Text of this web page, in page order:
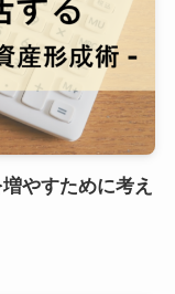
やすために考え